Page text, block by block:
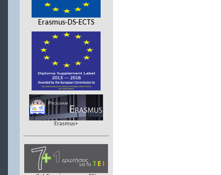
Erasmus-DS-ECTS
Erasmus+